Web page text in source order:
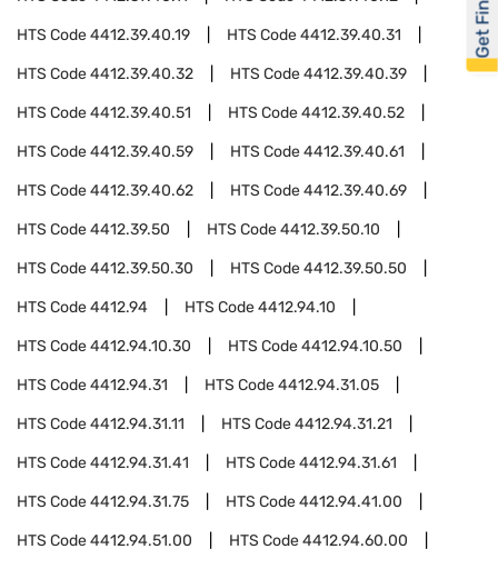
HTS Code4412.39.40.19 HTS Code4412.39.40.31
HTS Code4412.39.40.32 HTS Code4412.39.40.39
HTS Code4412.39.40.51 HTS Code4412.39.40.52
HTS Code4412.39.40.59 HTS Code4412.39.40.61
HTS Code4412.39.40.62 HTS Code4412.39.40.69
HTS Code4412.39.50 HTS Code4412.39.50.10
HTS Code4412.39.50.30 HTS Code4412.39.50.50
HTS Code4412.94 HTS Code4412.94.10
HTS Code4412.94.10.30 HTS Code4412.94.10.50
HTS Code4412.94.31 HTS Code4412.94.31.05
HTS Code4412.94.31.11 HTS Code4412.94.31.21
HTS Code4412.94.31.41 HTS Code4412.94.31.61
HTS Code4412.94.31.75 HTS Code4412.94.41.00
HTS Code4412.94.51.00 HTS Code4412.94.60.00